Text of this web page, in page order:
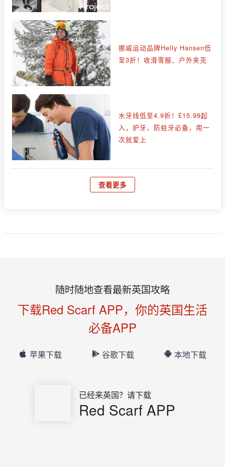
挪威运动品牌Helly Hansen低
至3折！收滑雪服、户外夹克
水牙线低至4.9折！£15.99起
入，护牙、防蛀牙必备，用一
次就爱上
查看更多
随时随地查看最新英国攻略
下载Red Scarf APP，你的英国生活
必备APP
苹果下载 谷歌下载 本地下载
已经来英国？请下载
Red Scarf APP